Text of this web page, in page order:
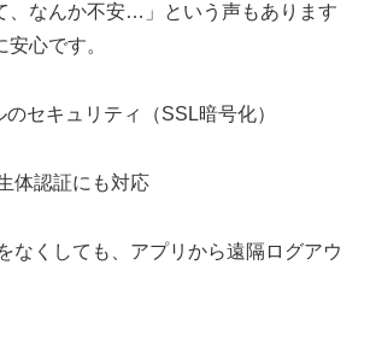
、なんか不安…」という声もあります
心です。
のセキュリティ（SSL暗号化）
体認証にも対応
なくしても、アプリから遠隔ログアウ